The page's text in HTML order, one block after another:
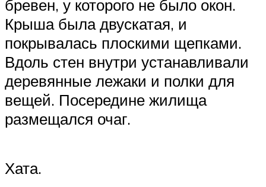
бревен, у которого не было окон.
Крыша была двускатая, и
покрывалась плоскими щепками.
Вдоль стен внутри устанавливали
деревянные лежаки и полки для
вещей. Посередине жилища
размещался очаг.
Хата.